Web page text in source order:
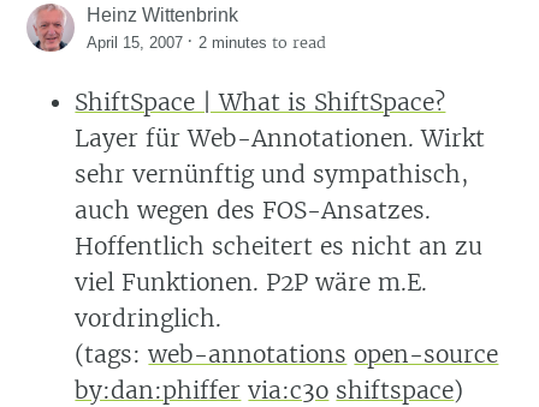
Heinz Wittenbrink
April 15, 2007 ·2 minutes to read
ShiftSpace | What is ShiftSpace?
Layer für Web-Annotationen. Wirkt
sehr vernünftig und sympathisch,
auch wegen des FOS-Ansatzes.
Hoffentlich scheitert es nicht an zu
viel Funktionen. P2P wäre m.E.
vordringlich.
(tags:web-annotations open-source
by:dan:phiffer via:c3o shiftspace)